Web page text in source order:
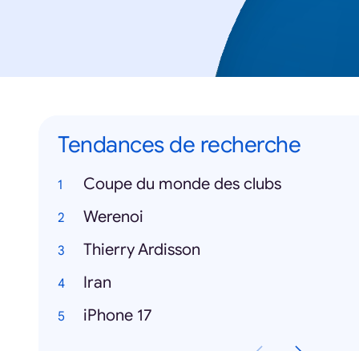
Tendances de recherche
Coupe du monde des clubs
Werenoi
Thierry Ardisson
Iran
iPhone 17